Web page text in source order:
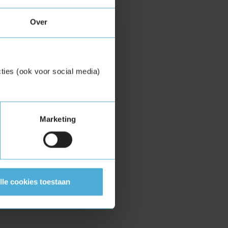
Over
(ook voor social media)
Marketing
cookies toestaan